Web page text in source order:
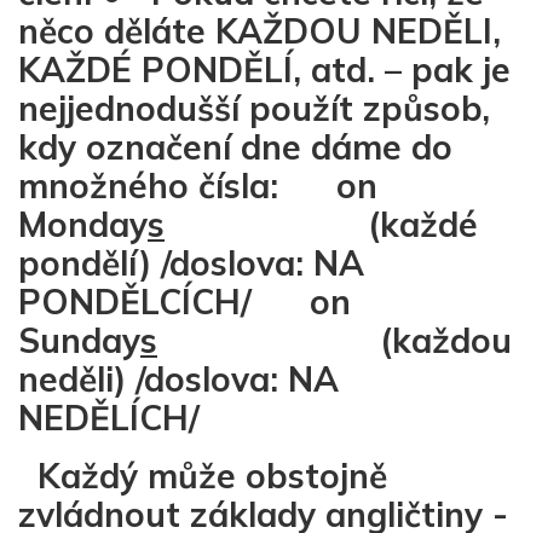
něco děláte KAŽDOU NEDĚLI,
KAŽDÉ PONDĚLÍ, atd. – pak je
nejjednodušší použít způsob,
kdy označení dne dáme do
množného čísla: on
Mondays (každé
pondělí) /doslova: NA
PONDĚLCÍCH/ on
Sundays (každou
neděli) /doslova: NA
NEDĚLÍCH/
Každý může obstojně
zvládnout základy angličtiny -